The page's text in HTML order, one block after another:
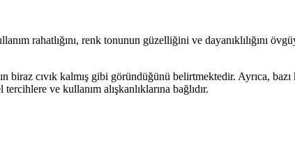
rahatlığını, renk tonunun güzelliğini ve dayanıklılığını
cıvık kalmış gibi göründüğünü belirtmektedir. Ayrıca,
ve kullanım alışkanlıklarına bağlıdır.